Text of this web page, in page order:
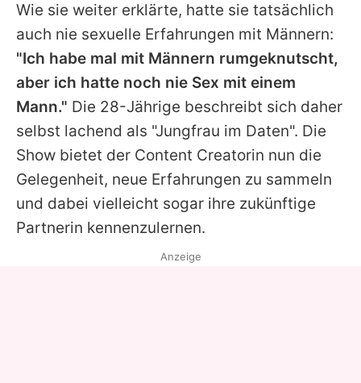
Wie sie weiter erklärte, hatte sie tatsächlich
auch nie sexuelle Erfahrungen mit Männern:
"Ich habe mal mit Männern rumgeknutscht,
aber ich hatte noch nie Sex mit einem
Mann." Die 28-Jährige beschreibt sich daher
selbst lachend als "Jungfrau im Daten". Die
Show bietet der Content Creatorin nun die
Gelegenheit, neue Erfahrungen zu sammeln
und dabei vielleicht sogar ihre zukünftige
Partnerin kennenzulernen.
Anzeige